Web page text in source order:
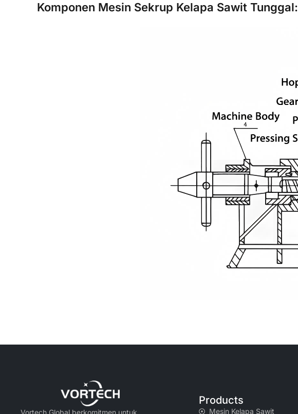
Komponen Mesin Sekrup Kelapa Sawit Tunggal:
Vortech Global berkomitmen untuk
Products
Mesin Kelapa Sawit